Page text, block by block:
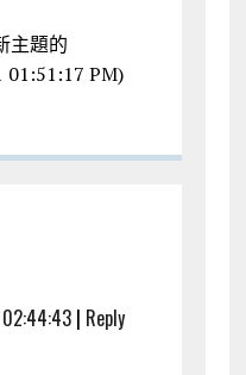
主題的
01:51:17 PM)
| Reply